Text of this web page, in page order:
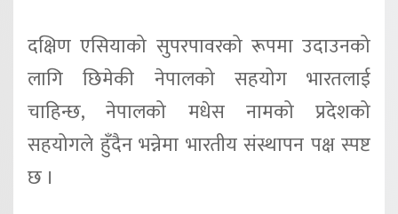
दक्षिण एसियाको सुपरपावरको रूपमा उदाउनको
लागि छिमेकी नेपालको सहयोग भारतलाई
चाहिन्छ, नेपालको मधेस नामको प्रदेशको
सहयोगले हुँदैन भन्नेमा भारतीय संस्थापन पक्ष स्पष्ट
छ ।